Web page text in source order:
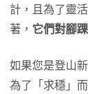
計，且為了靈
著， 它們對腳
如果您是登山
為了「求穩」